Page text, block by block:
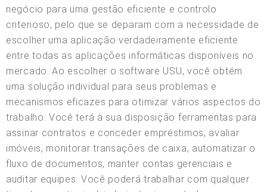
negócio para uma gestão eficiente e controlo
criterioso, pelo que se deparam com a necessidade de
escolher uma aplicação verdadeiramente eficiente
entre todas as aplicações informáticas disponíveis no
mercado. Ao escolher o software USU, você obtém
uma solução individual para seus problemas e
mecanismos eficazes para otimizar vários aspectos do
trabalho. Você terá à sua disposição ferramentas para
assinar contratos e conceder empréstimos, avaliar
imóveis, monitorar transações de caixa, automatizar o
fluxo de documentos, manter contas gerenciais e
auditar equipes. Você poderá trabalhar com qualquer